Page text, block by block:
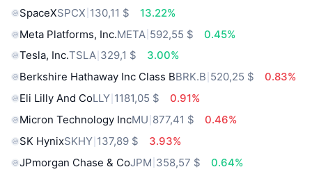
SpaceXSPCX 130,11 $
13.22%
Meta Platforms, Inc.META 592,55 $
0.45%
Tesla, Inc.TSLA 329,1 $
3.00%
Berkshire Hathaway Inc Class BBRK.B 520,25 $
0.83%
Eli Lilly And CoLLY 1181,05 $
0.91%
Micron Technology IncMU 877,41 $
0.46%
SK HynixSKHY 137,89 $
3.93%
JPmorgan Chase & CoJPM 358,57 $
0.64%